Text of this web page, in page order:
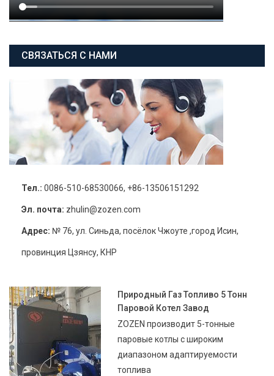
СВЯЗАТЬСЯ С НАМИ
Тел.: 0086-510-68530066, +86-13506151292
Эл. почта: zhulin@zozen.com
Адрес: № 76, ул. Синьда, посёлок Чжоуте ,город Исин,
провинция Цзянсу, КНР
Природный Газ Топливо 5 Тонн
Паровой Котел Завод
ZOZEN производит 5-тонные
паровые котлы с широким
диапазоном адаптируемости
топлива